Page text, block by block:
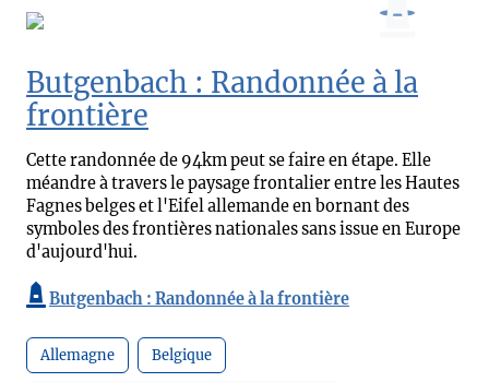
Butgenbach : Randonnée à la
frontière
Cette randonnée de 94km peut se faire en étape. Elle
méandre à travers le paysage frontalier entre les Hautes
Fagnes belges et l'Eifel allemande en bornant des
symboles des frontières nationales sans issue en Europe
d'aujourd'hui.
Butgenbach : Randonnée à la frontière
Allemagne Belgique